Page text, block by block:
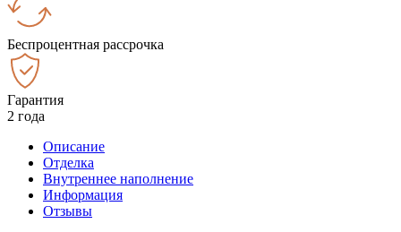
Беспроцентная рассрочка
Гарантия
2 года
Описание
Отделка
Внутреннее наполнение
Информация
Отзывы